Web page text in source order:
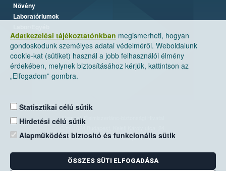
Adatkezelési tájékoztatónkban megismerheti, hogyan
gondoskodunk személyes adatai védelméről. Weboldalunk
cookie-kat (sütiket) használ a jobb felhasználói élmény
érdekében, melynek biztosításához kérjük, kattintson az
„Elfogadom” gombra.
Statisztikai célú sütik
Hirdetési célú sütik
Alapműködést biztosító és funkcionális sütik
ÖSSZES SÜTI ELFOGADÁSA
Növény
Laboratóriumok
Nemzeti Élelmiszerlánc-biztonsági Hivatal
Levelezési cím: 1525 Budapest. Pf. 30.
E-mail:ugyfelszolgalat@nebih.gov.hu